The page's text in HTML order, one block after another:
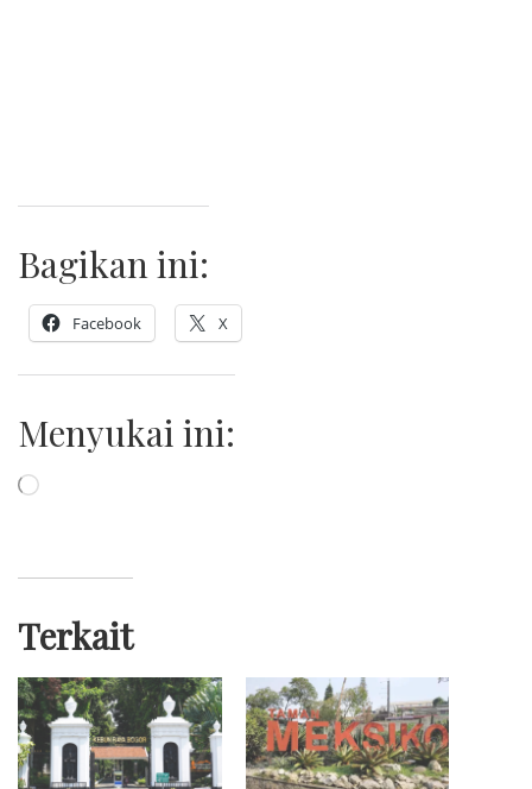
Bagikan ini:
Facebook X
Menyukai ini:
Memuat...
Terkait